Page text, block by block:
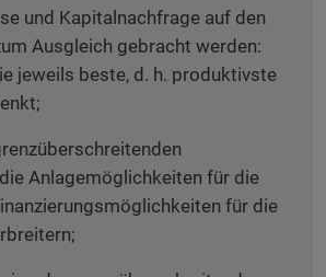
und Kapitalnachfrage auf den
Ausgleich gebracht werden:
jeweils beste, d. h. produktivste
Anlagemöglichkeiten für die
für die